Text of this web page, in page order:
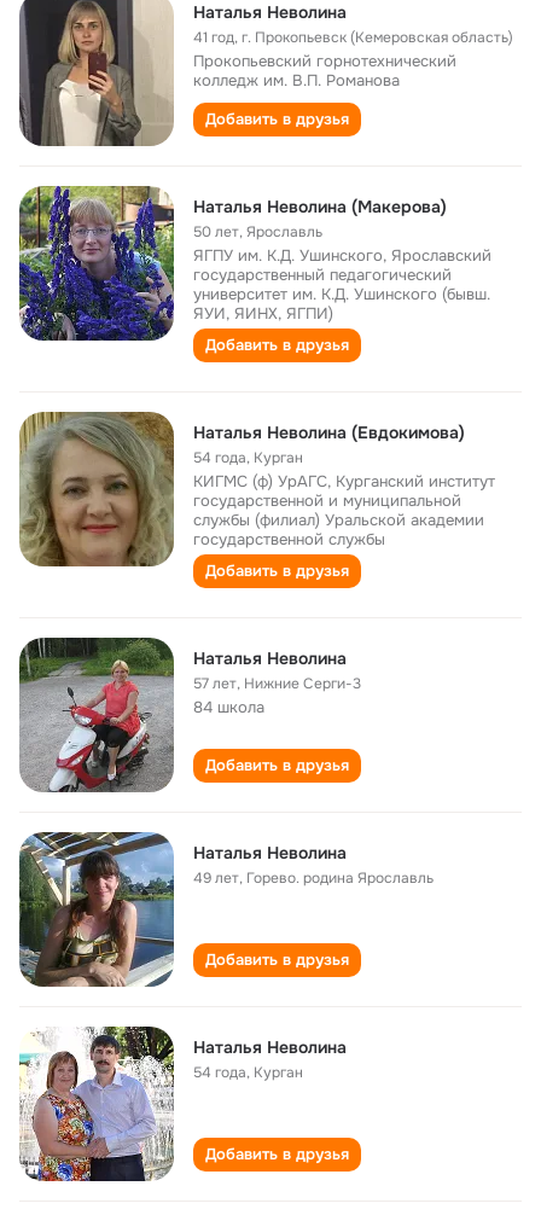
Наталья Неволина
41 год,г. Прокопьевск (Кемеровская область)
Прокопьевский горнотехнический
колледж им. В.П. Романова
Добавить в друзья
Наталья Неволина (Макерова)
50 лет,Ярославль
ЯГПУ им. К.Д. Ушинского, Ярославский
государственный педагогический
университет им. К.Д. Ушинского (бывш.
ЯУИ, ЯИНХ, ЯГПИ)
Добавить в друзья
Наталья Неволина (Евдокимова)
54 года, Курган
КИГМС (ф) УрАГС, Курганский институт
государственной и муниципальной
службы (филиал) Уральской академии
государственной службы
Добавить в друзья
Наталья Неволина
57 лет, Нижние Серги-3
84 школа
Добавить в друзья
Наталья Неволина
49 лет, Горево. родина Ярославль
Добавить в друзья
Наталья Неволина
54 года, Курган
Добавить в друзья